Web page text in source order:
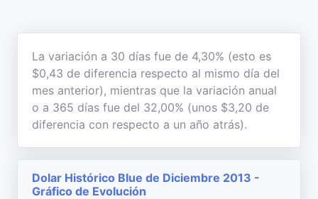
La variación a 30 días fue de 4,30% (esto es
$0,43 de diferencia respecto al mismo día del
mes anterior), mientras que la variación anual
o a 365 días fue del 32,00% (unos $3,20 de
diferencia con respecto a un año atrás).
Dolar Histórico Blue de Diciembre 2013 -
Gráfico de Evolución